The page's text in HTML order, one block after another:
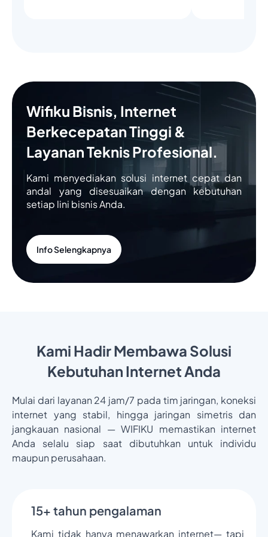
Wifiku Bisnis, Internet
Berkecepatan Tinggi &
Layanan Teknis Profesional.
Kami menyediakan solusi internet cepat dan
andal yang disesuaikan dengan kebutuhan
setiap lini bisnis Anda.
Info Selengkapnya
Kami Hadir Membawa Solusi
Kebutuhan Internet Anda
Mulai dari layanan 24 jam/7 pada tim jaringan, koneksi
internet yang stabil, hingga jaringan simetris dan
jangkauan nasional — WIFIKU memastikan internet
Anda selalu siap saat dibutuhkan untuk individu
maupun perusahaan.
15+ tahun pengalaman
Kami tidak hanya menawarkan internet— tapi